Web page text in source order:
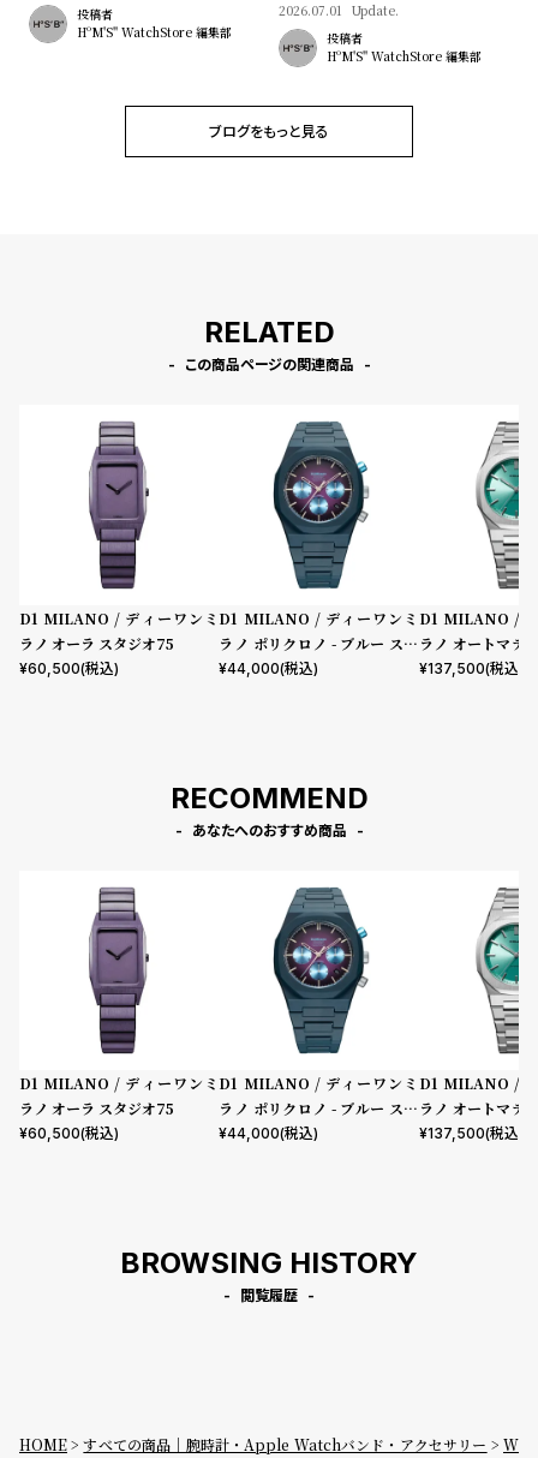
投稿者
HºM'S" WatchStore 編集部
2026.07.01 Update.
投稿者
HºM'S" WatchStore 編集部
ブログをもっと見る
RELATED
この商品ページの関連商品
D1 MILANO / ディーワンミ
ラノ オーラ スタジオ75
¥60,500(税込)
D1 MILANO / ディーワンミ
ラノ ポリクロノ - ブルー スペ
クトラム
¥44,000(税込)
D1 MILANO /
ラノ オートマテ
ード
¥137,500(税込)
RECOMMEND
あなたへのおすすめ商品
D1 MILANO / ディーワンミ
ラノ オーラ スタジオ75
¥60,500(税込)
D1 MILANO / ディーワンミ
ラノ ポリクロノ - ブルー スペ
クトラム
¥44,000(税込)
D1 MILANO /
ラノ オートマテ
ード
¥137,500(税込)
BROWSING HISTORY
閲覧履歴
HOME すべての商品｜腕時計・Apple Watchバンド・アクセサリー
W